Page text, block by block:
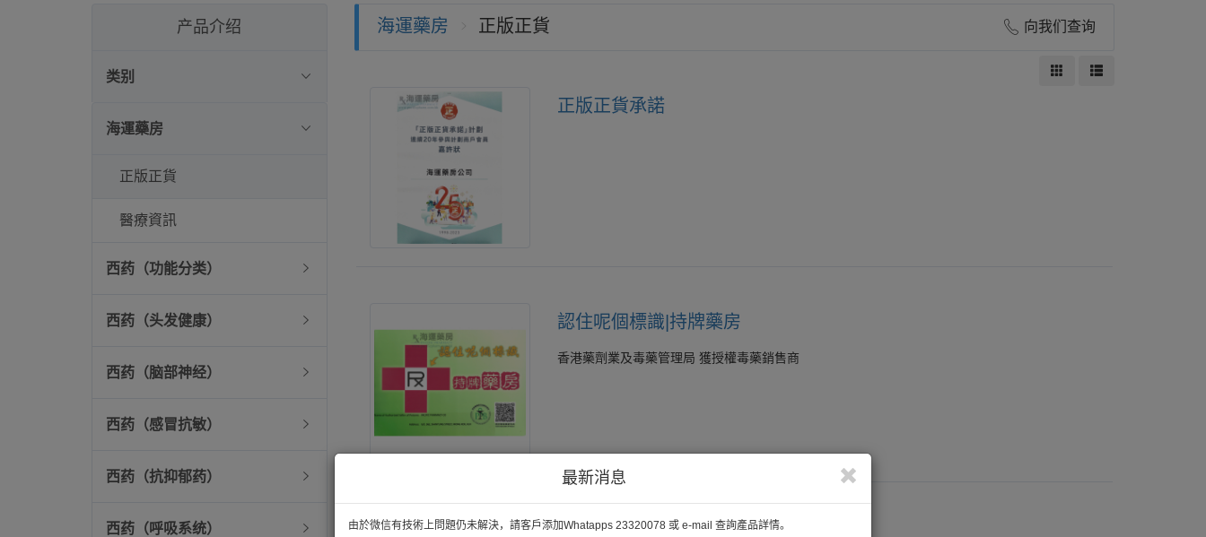
最新消息
由於微信有技術上問題仍未解決，請客戶添加Whatapps 23320078 或 e-mail 查詢產品詳情。
产品介绍
类别
海運藥房
正版正貨
醫療資訊
西药（功能分类）
西药（头发健康）
西药（脑部神经）
西药（感冒抗敏）
西药（抗抑郁药）
西药（呼吸系统）
海運藥房 正版正貨 向我们查询
正版正貨承諾
認住呢個標識|持牌藥房
香港藥劑業及毒藥管理局 獲授權毒藥銷售商